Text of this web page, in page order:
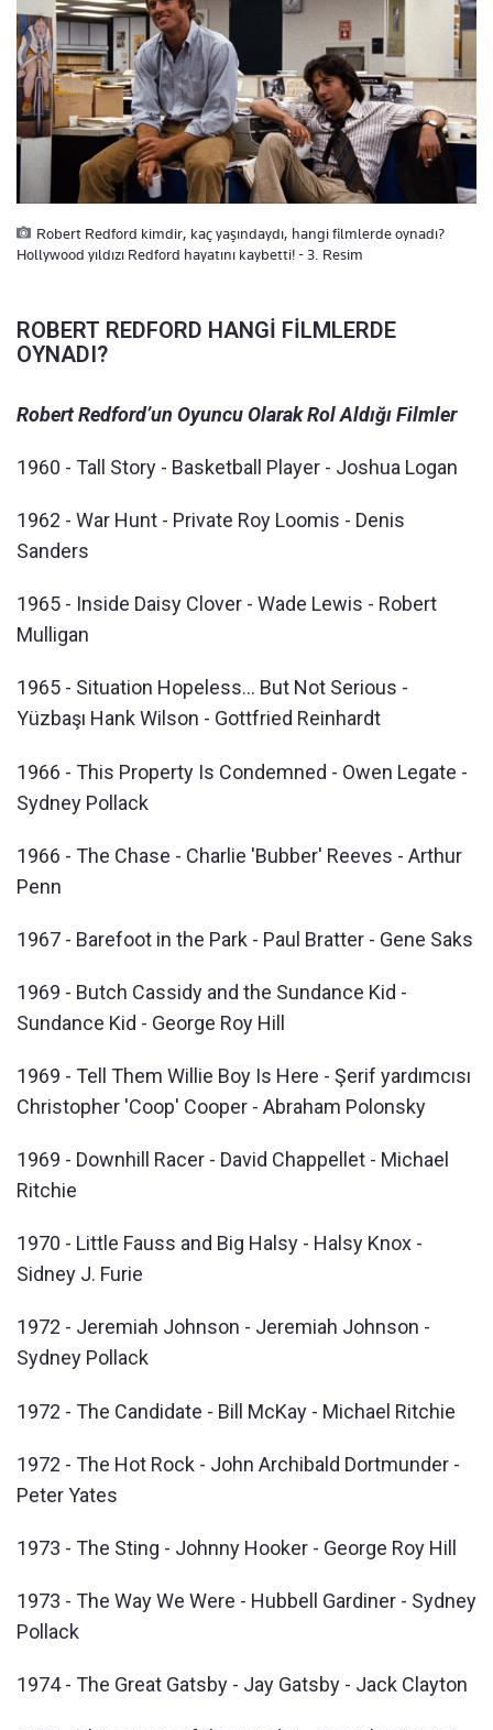
Robert Redford kimdir, kaç yaşındaydı, hangi filmlerde oynadı?
Hollywood yıldızı Redford hayatını kaybetti! - 3. Resim
ROBERT REDFORD HANGİ FİLMLERDE
OYNADI?
Robert Redford’un Oyuncu Olarak Rol Aldığı Filmler
1960 - Tall Story - Basketball Player - Joshua Logan
1962 - War Hunt - Private Roy Loomis - Denis
Sanders
1965 - Inside Daisy Clover - Wade Lewis - Robert
Mulligan
1965 - Situation Hopeless… But Not Serious -
Yüzbaşı Hank Wilson - Gottfried Reinhardt
1966 - This Property Is Condemned - Owen Legate -
Sydney Pollack
1966 - The Chase - Charlie 'Bubber' Reeves - Arthur
Penn
1967 - Barefoot in the Park - Paul Bratter - Gene Saks
1969 - Butch Cassidy and the Sundance Kid -
Sundance Kid - George Roy Hill
1969 - Tell Them Willie Boy Is Here - Şerif yardımcısı
Christopher 'Coop' Cooper - Abraham Polonsky
1969 - Downhill Racer - David Chappellet - Michael
Ritchie
1970 - Little Fauss and Big Halsy - Halsy Knox -
Sidney J. Furie
1972 - Jeremiah Johnson - Jeremiah Johnson -
Sydney Pollack
1972 - The Candidate - Bill McKay - Michael Ritchie
1972 - The Hot Rock - John Archibald Dortmunder -
Peter Yates
1973 - The Sting - Johnny Hooker - George Roy Hill
1973 - The Way We Were - Hubbell Gardiner - Sydney
Pollack
1974 - The Great Gatsby - Jay Gatsby - Jack Clayton